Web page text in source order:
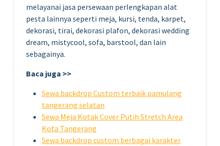
melayanai jasa persewaan perlengkapan alat
pesta lainnya seperti meja, kursi, tenda, karpet,
dekorasi, tirai, dekorasi plafon, dekorasi wedding
dream, mistycool, sofa, barstool, dan lain
sebagainya.
Baca juga >>
Sewa backdrop Custom terbaik pamulang
tangerang selatan
Sewa Meja Kotak Cover Putih Stretch Area
Kota Tangerang
Sewa backdrop custom berbagai karakter